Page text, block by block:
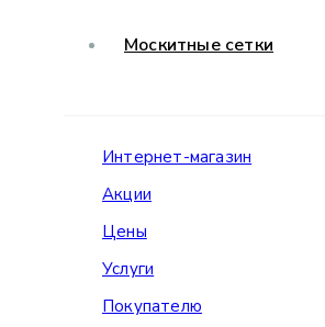
Москитные сетки
Интернет-магазин
Акции
Цены
Услуги
Покупателю